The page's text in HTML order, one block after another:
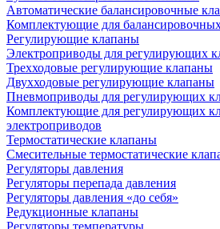
Автоматические балансировочные
Комплектующие для
Регулирующие клапаны
Электроприводы для регулирующих
Трехходовые регулирующие клапаны
Двухходовые регулирующие клапаны
Пневмоприводы для регулирующих
Комплектующие для регулирующих
электроприводов
Термостатические клапаны
Смесительные термостатические
Регуляторы давления
Регуляторы перепада давления
Регуляторы давления «до себя»
Редукционные клапаны
Регуляторы температуры